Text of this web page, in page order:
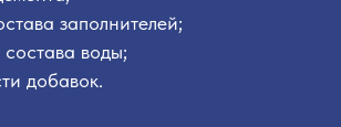
заполнителей;
воды;
добавок.